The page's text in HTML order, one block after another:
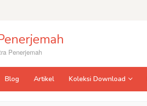
Penerjemah
Blog Artikel Koleksi Download